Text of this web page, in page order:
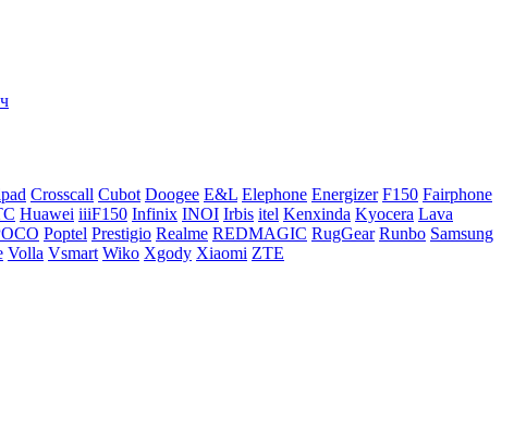
Crosscall Cubot Doogee E&L Elephone Energizer F150 Fairphone
Huawei iiiF150 Infinix INOI Irbis itel Kenxinda Kyocera Lava
Poptel Prestigio Realme REDMAGIC RugGear Runbo Samsung
Volla Vsmart Wiko Xgody Xiaomi ZTE